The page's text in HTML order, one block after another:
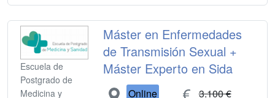
Escuela de
Postgrado de
Medicina y
Máster en Enfermedades
de Transmisión Sexual +
Máster Experto en Sida
Online
3.100 €